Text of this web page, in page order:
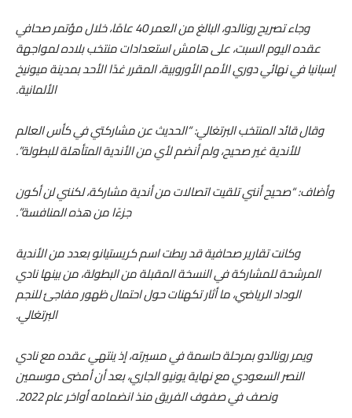
وجاء تصريح رونالدو، البالغ من العمر 40 عامًا، خلال مؤتمر صحافي
عقده اليوم السبت، على هامش استعدادات منتخب بلاده لمواجهة
إسبانيا في نهائي دوري الأمم الأوروبية، المقرر غدًا الأحد بمدينة ميونيخ
الألمانية.
وقال قائد المنتخب البرتغالي: “الحديث عن مشاركتي في كأس العالم
للأندية غير صحيح، ولم أنضم لأي من الأندية المتأهلة للبطولة”.
وأضاف: “صحيح أنني تلقيت اتصالات من أندية مشاركة، لكنني لن أكون
جزءًا من هذه المنافسة”.
وكانت تقارير صحافية قد ربطت اسم كريستيانو بعدد من الأندية
المرشحة للمشاركة في النسخة المقبلة من البطولة، من بينها نادي
الوداد الرياضي، ما أثار تكهنات حول احتمال ظهور مفاجئ للنجم
البرتغالي.
ويمر رونالدو بمرحلة حاسمة في مسيرته، إذ ينتهي عقده مع نادي
النصر السعودي مع نهاية يونيو الجاري، بعد أن أمضى موسمين
ونصف في صفوف الفريق منذ انضمامه أواخر عام 2022.